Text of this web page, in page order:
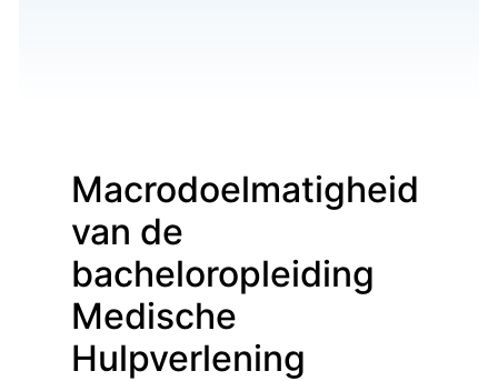
Macrodoelmatigheid
van de
bacheloropleiding
Medische
Hulpverlening